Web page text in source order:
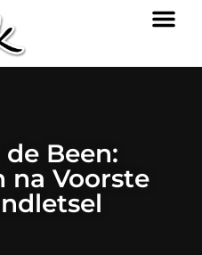
Been:
na Voorste